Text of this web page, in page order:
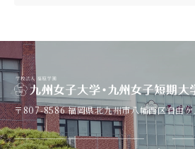
〒807-8586福岡県北九州市八幡西区自由